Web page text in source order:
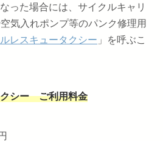
った場合には、サイクルキャリ
気入れポンプ等のパンク修理用
レスキュータクシー 」を呼ぶこ
シー ご利用料金